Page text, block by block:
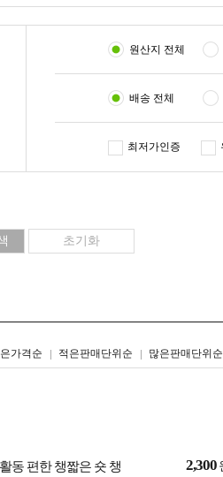
원산지 전체
배송 전체
최저가인증
가격순 적은판매단위순 많은판매단위순
동 편한 챙짧은 숏 챙
2,300